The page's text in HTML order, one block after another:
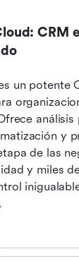
CRM
un potente
análisis
y
de las
y miles